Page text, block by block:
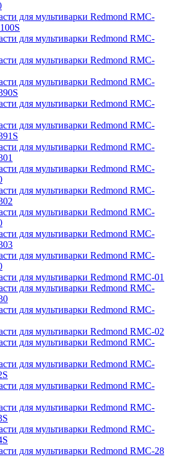
для мультиварки Redmond RMC-
для мультиварки Redmond RMC-
для мультиварки Redmond RMC-
для мультиварки Redmond RMC-
для мультиварки Redmond RMC-
для мультиварки Redmond RMC-
для мультиварки Redmond RMC-
для мультиварки Redmond RMC-
для мультиварки Redmond RMC-
для мультиварки Redmond RMC-
для мультиварки Redmond RMC-
для мультиварки Redmond RMC-
для мультиварки Redmond RMC-01
для мультиварки Redmond RMC-
для мультиварки Redmond RMC-
для мультиварки Redmond RMC-02
для мультиварки Redmond RMC-
для мультиварки Redmond RMC-
для мультиварки Redmond RMC-
для мультиварки Redmond RMC-
для мультиварки Redmond RMC-
для мультиварки Redmond RMC-28